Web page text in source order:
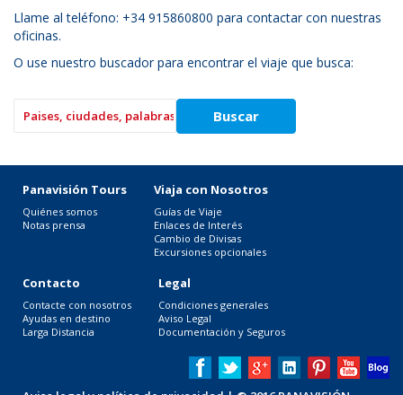
Llame al teléfono: +34 915860800 para contactar con nuestras
oficinas.
O use nuestro buscador para encontrar el viaje que busca:
Panavisión Tours
Quiénes somos
Notas prensa
Viaja con Nosotros
Guías de Viaje
Enlaces de Interés
Cambio de Divisas
Excursiones opcionales
Contacto
Contacte con nosotros
Ayudas en destino
Larga Distancia
Legal
Condiciones generales
Aviso Legal
Documentación y Seguros